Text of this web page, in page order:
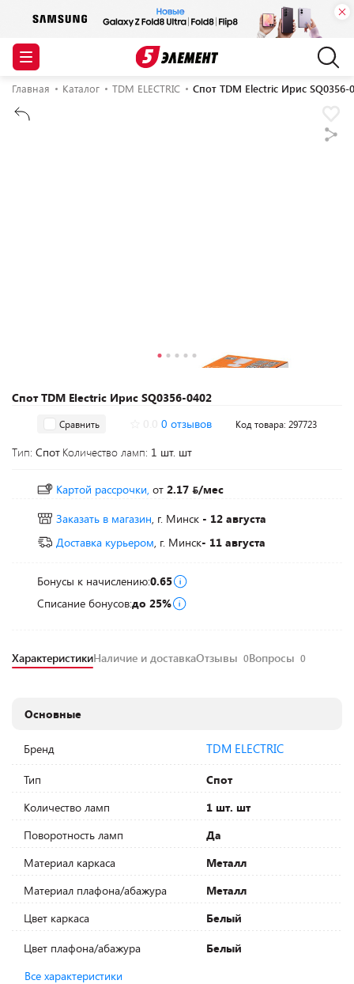
Главная Каталог TDM ELECTRIC Спот TDM Electric Ирис SQ0356-
Спот TDM Electric Ирис SQ0356-0402
Сравнить 0 отзывов Код товара: 297723
Тип: Спот Количество ламп: 1 шт. шт
Картой рассрочки, от 2.17
/мес
Заказать в магазин, г. Минск - 12 августа
Доставка курьером, г. Минск- 11 августа
Бонусы к начислению:0.65
Списание бонусов:до 25%
ХарактеристикиНаличие и доставкаОтзывы 0Вопросы 0
Основные
Бренд TDM ELECTRIC
Тип
Спот
Количество ламп
1 шт. шт
Поворотность ламп
Да
Материал каркаса
Металл
Материал плафона/абажура
Металл
Цвет каркаса
Белый
Цвет плафона/абажура
Белый
Все характеристики